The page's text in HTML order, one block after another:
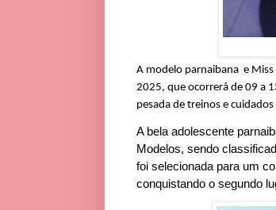
A modelo parnaibana e Miss
2025, que ocorrerá de 09 a
pesada de treinos e cuidados
A bela adolescente
Modelos, sendo
foi selecionada para um
conquistando o segundo